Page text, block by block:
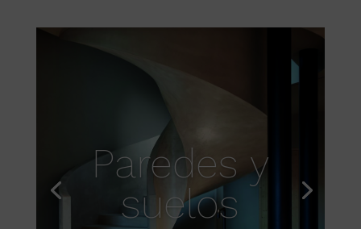
Paredes y
suelos